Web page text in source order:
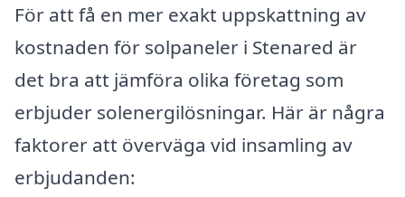
För att få en mer exakt uppskattning av
kostnaden för solpaneler i Stenared är
det bra att jämföra olika företag som
erbjuder solenergilösningar. Här är några
faktorer att överväga vid insamling av
erbjudanden: